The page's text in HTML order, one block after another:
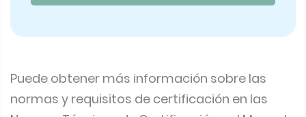
Puede obtener más información sobre las
normas y requisitos de certificación en las